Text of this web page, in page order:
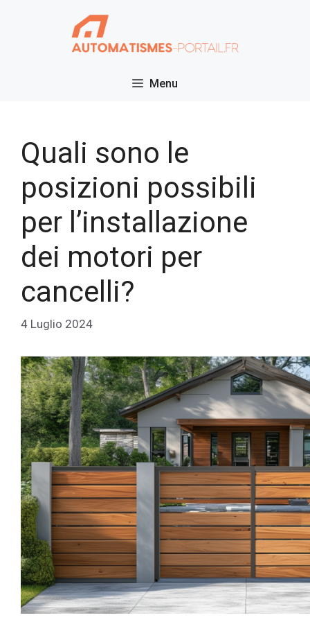
Menu
Quali sono le
posizioni possibili
per l’installazione
dei motori per
cancelli?
4 Luglio 2024